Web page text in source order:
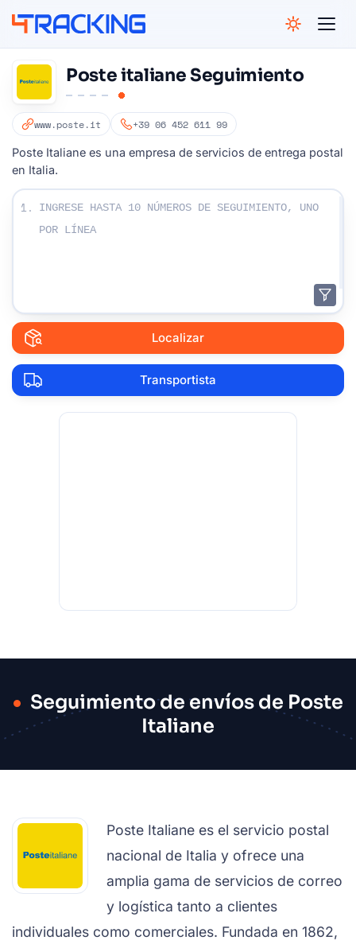
Poste italiane Seguimiento
www.poste.it +39 06 452 611 99
Poste Italiane es una empresa de servicios de entrega postal
en Italia.
Ingrese sus números de seguimiento:
1.
Localizar
Transportista
Seguimiento de envíos de Poste
Italiane
Poste Italiane es el servicio postal
nacional de Italia y ofrece una
amplia gama de servicios de correo
y logística tanto a clientes
individuales como comerciales. Fundada en 1862,